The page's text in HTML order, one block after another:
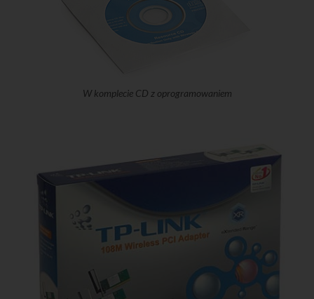
W komplecie CD z oprogramowaniem